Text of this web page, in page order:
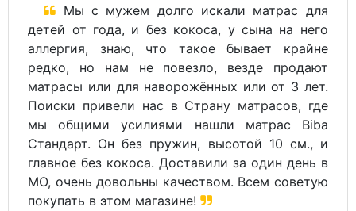
Мы с мужем долго искали матрас для
детей от года, и без кокоса, у сына на него
аллергия, знаю, что такое бывает крайне
редко, но нам не повезло, везде продают
матрасы или для наворожённых или от 3 лет.
Поиски привели нас в Страну матрасов, где
мы общими усилиями нашли матрас Biba
Стандарт. Он без пружин, высотой 10 см., и
главное без кокоса. Доставили за один день в
МО, очень довольны качеством. Всем советую
покупать в этом магазине!